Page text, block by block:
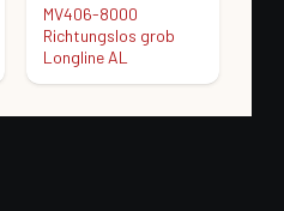
MV406-8000
Richtungslos grob
Longline AL